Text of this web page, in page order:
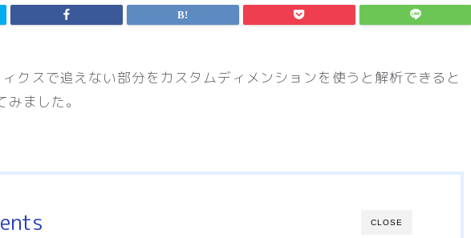
クスで追えない部分をカスタムディメンションを使うと解析できると
ました。
CLOSE